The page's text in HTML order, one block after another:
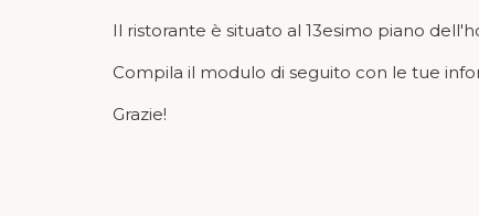
Il ristorante è situato al 13esimo piano
Compila il modulo di seguito con le tue
Grazie!